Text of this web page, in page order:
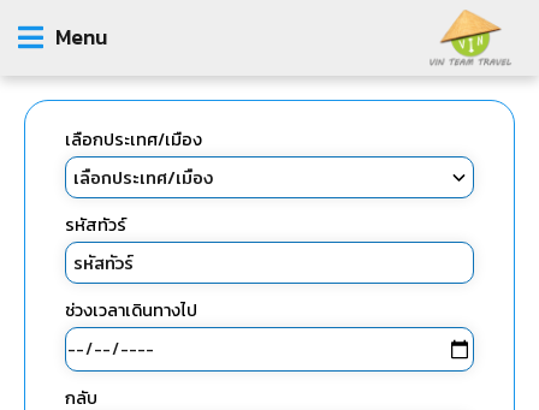
Menu
เลือกประเทศ/เมือง
รหัสทัวร์
ช่วงเวลาเดินทางไป
กลับ